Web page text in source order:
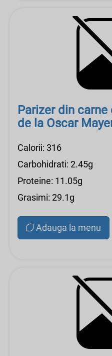
Parizer din
de la Oscar
Calorii: 316
Carbohidrati: 2.45g
Proteine: 11.05g
Grasimi: 29.1g
Adauga la menu